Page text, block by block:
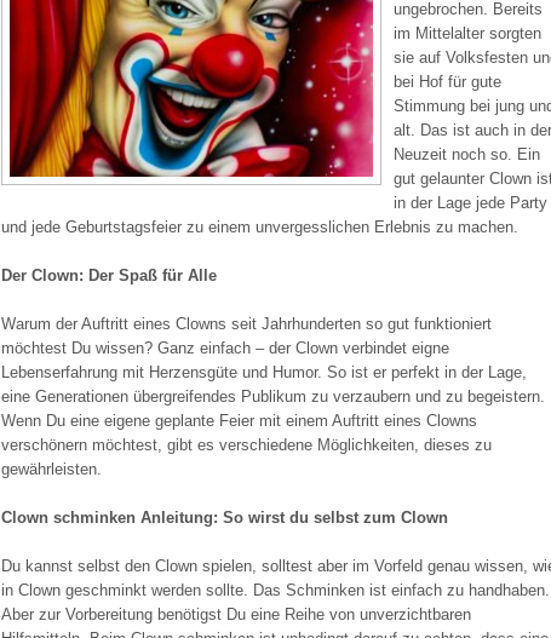
ungebrochen. Bereits
im Mittelalter sorgten
sie auf Volksfesten
bei Hof für gute
Stimmung bei jung
alt. Das ist auch in der
Neuzeit noch so. Ein
gut gelaunter Clown
in der Lage jede Party
und jede Geburtstagsfeier zu einem unvergesslichen Erlebnis zu machen.
Der Clown: Der Spaß für Alle
Warum der Auftritt eines Clowns seit Jahrhunderten so gut funktioniert
möchtest Du wissen? Ganz einfach – der Clown verbindet eigne
Lebenserfahrung mit Herzensgüte und Humor. So ist er perfekt in der Lage,
eine Generationen übergreifendes Publikum zu verzaubern und zu begeistern.
Wenn Du eine eigene geplante Feier mit einem Auftritt eines Clowns
verschönern möchtest, gibt es verschiedene Möglichkeiten, dieses zu
gewährleisten.
Clown schminken Anleitung: So wirst du selbst zum Clown
Du kannst selbst den Clown spielen, solltest aber im Vorfeld genau wissen,
in Clown geschminkt werden sollte. Das Schminken ist einfach zu handhaben.
Aber zur Vorbereitung benötigst Du eine Reihe von unverzichtbaren